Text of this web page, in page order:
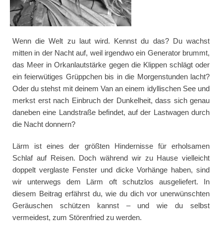
Wenn die Welt zu laut wird. Kennst du das? Du wachst
mitten in der Nacht auf, weil irgendwo ein Generator brummt,
das Meer in Orkanlautstärke gegen die Klippen schlägt oder
ein feierwütiges Grüppchen bis in die Morgenstunden lacht?
Oder du stehst mit deinem Van an einem idyllischen See und
merkst erst nach Einbruch der Dunkelheit, dass sich genau
daneben eine Landstraße befindet, auf der Lastwagen durch
die Nacht donnern?
Lärm ist eines der größten Hindernisse für erholsamen
Schlaf auf Reisen. Doch während wir zu Hause vielleicht
doppelt verglaste Fenster und dicke Vorhänge haben, sind
wir unterwegs dem Lärm oft schutzlos ausgeliefert. In
diesem Beitrag erfährst du, wie du dich vor unerwünschten
Geräuschen schützen kannst – und wie du selbst
vermeidest, zum Störenfried zu werden.